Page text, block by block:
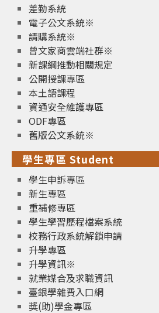
差勤系統
電子公文系統※
請購系統※
曾文家商雲端社群※
新課綱推動相關規定
公開授課專區
本土語課程
資通安全維護專區
ODF專區
舊版公文系統※
學生專區 Student
學生申訴專區
新生專區
重補修專區
學生學習歷程檔案系統
校務行政系統解鎖申請
升學專區
升學資訊※
就業媒合及求職資訊
臺銀學雜費入口網
獎(助)學金專區